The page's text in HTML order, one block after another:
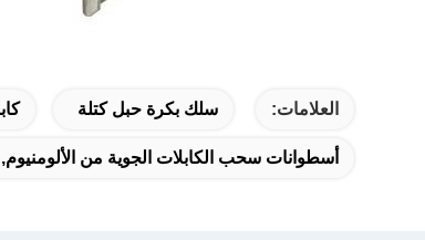
العلامات: سلك بكرة حبل كتلة
أسطوانات سحب الكابلات الجوية من